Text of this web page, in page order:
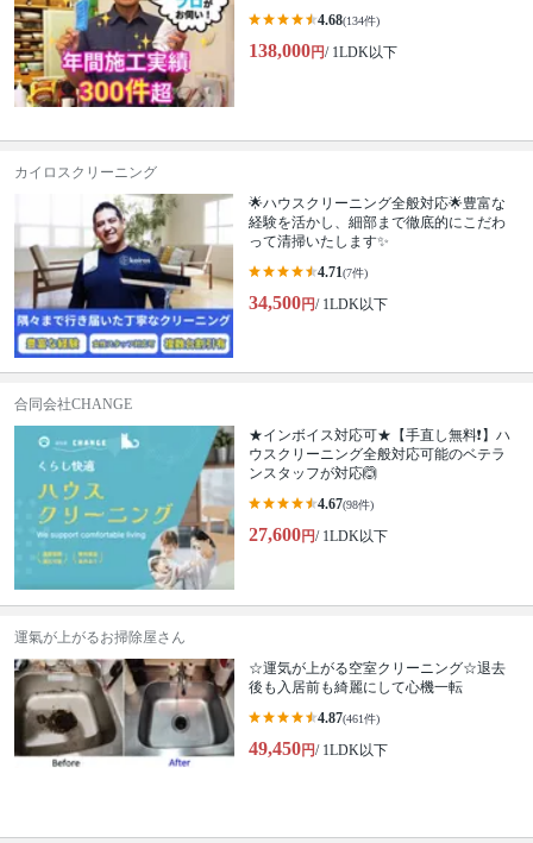
4.68(134件)
138,000円/ 1LDK以下
カイロスクリーニング
🌟ハウスクリーニング全般対応🌟豊富な
経験を活かし、細部まで徹底的にこだわ
って清掃いたします✨
4.71(7件)
34,500円/ 1LDK以下
合同会社CHANGE
★インボイス対応可★【手直し無料❗️】ハ
ウスクリーニング全般対応可能のベテラ
ンスタッフが対応🙆
4.67(98件)
27,600円/ 1LDK以下
運氣が上がるお掃除屋さん
☆運気が上がる空室クリーニング☆退去
後も入居前も綺麗にして心機一転
4.87(461件)
49,450円/ 1LDK以下